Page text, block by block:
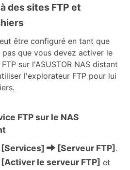
des sites FTP et
être configuré en tant que
pas que vous devez activer le
sur l'ASUSTOR NAS distant
l'explorateur FTP pour lui
FTP sur le NAS
[Services] [Serveur FTP].
[Activer le serveur FTP] et